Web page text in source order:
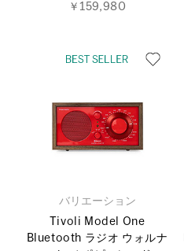
￥159,980
バリエーション
Tivoli Model One
Bluetooth ラジオ ウォルナ